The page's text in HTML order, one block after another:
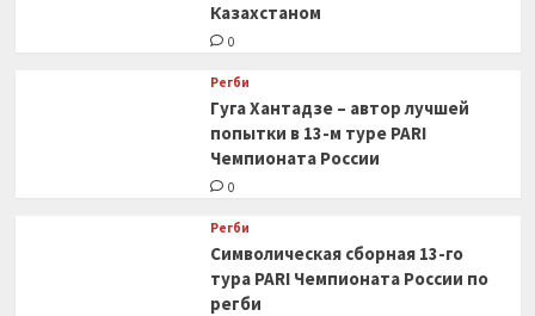
Казахстаном
0
Регби
Гуга Хантадзе – автор лучшей
попытки в 13-м туре PARI
Чемпионата России
0
Регби
Символическая сборная 13-го
тура PARI Чемпионата России по
регби